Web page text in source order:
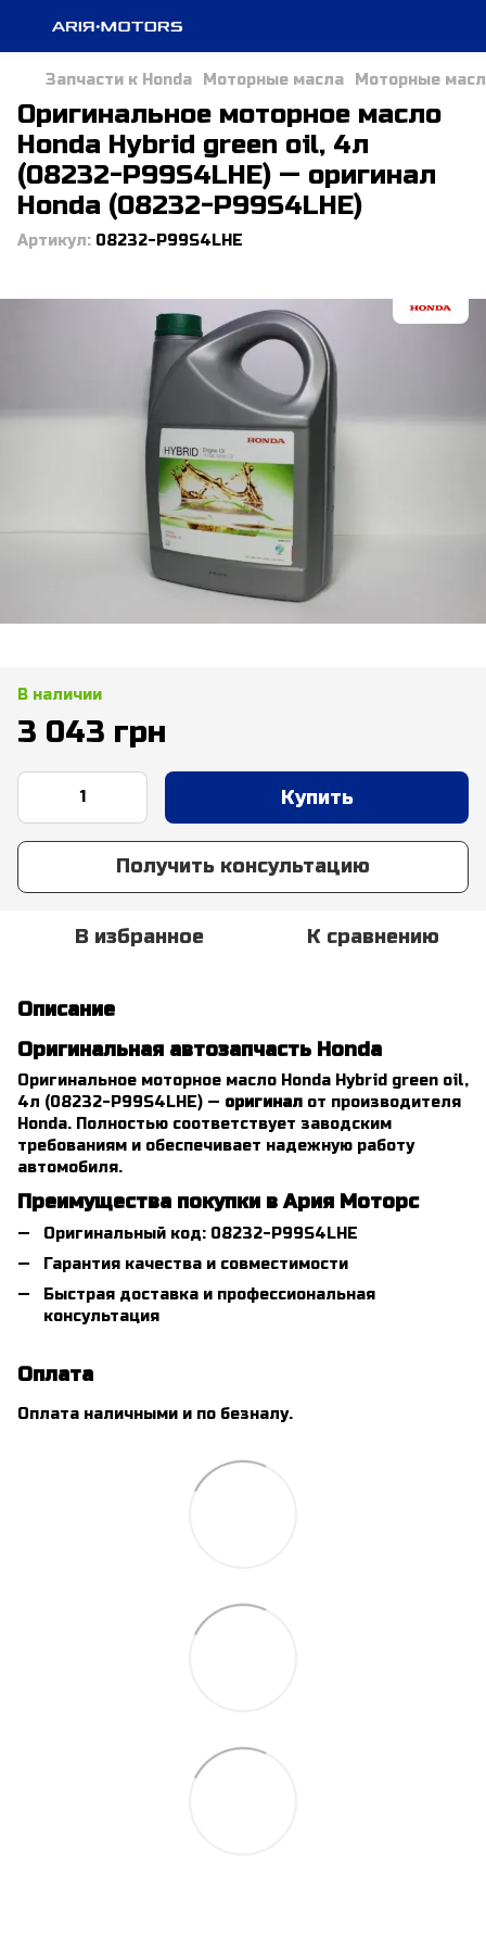
Запчасти к Honda Моторные масла Моторные
Оригинальное моторное масло
Honda Hybrid green oil, 4л
(08232-P99S4LHE) — оригинал
Honda (08232-P99S4LHE)
Артикул: 08232-P99S4LHE
В наличии
3 043 грн
Купить
Получить консультацию
В избранное К сравнению
Описание
Оригинальная автозапчасть Honda
Оригинальное моторное масло Honda Hybrid green oil,
4л (08232-P99S4LHE) — оригинал от производителя
Honda. Полностью соответствует заводским
требованиям и обеспечивает надежную работу
автомобиля.
Преимущества покупки в Ария Моторс
Оригинальный код: 08232-P99S4LHE
Гарантия качества и совместимости
Быстрая доставка и профессиональная
консультация
Оплата
Оплата наличными и по безналу.